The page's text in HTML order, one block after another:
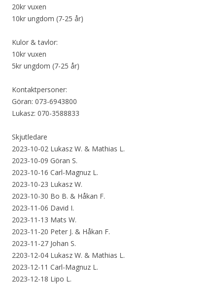
20kr vuxen
10kr ungdom (7-25 år)
Kulor & tavlor:
10kr vuxen
5kr ungdom (7-25 år)
Kontaktpersoner:
Göran: 073-6943800
Lukasz: 070-3588833
Skjutledare
2023-10-02 Lukasz W. & Mathias L.
2023-10-09 Göran S.
2023-10-16 Carl-Magnuz L.
2023-10-23 Lukasz W.
2023-10-30 Bo B. & Håkan F.
2023-11-06 David I.
2023-11-13 Mats W.
2023-11-20 Peter J. & Håkan F.
2023-11-27 Johan S.
2203-12-04 Lukasz W. & Mathias L.
2023-12-11 Carl-Magnuz L.
2023-12-18 Lipo L.